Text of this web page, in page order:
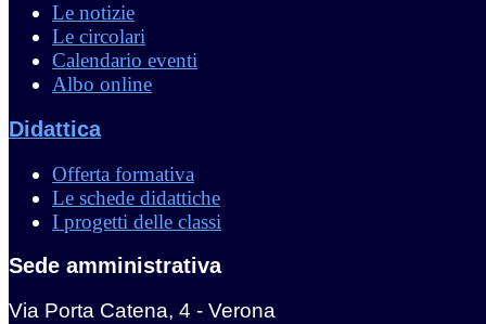
Le notizie
Le circolari
Calendario eventi
Albo online
Didattica
Offerta formativa
Le schede didattiche
I progetti delle classi
Sede amministrativa
Via Porta Catena, 4 - Verona